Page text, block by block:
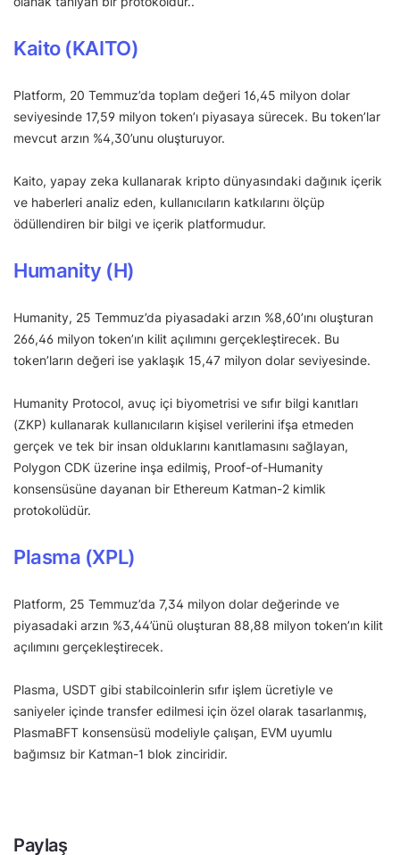
Kaito (KAITO)
Platform, 20 Temmuz’da toplam değeri 16,45 milyon dolar
seviyesinde 17,59 milyon token’ı piyasaya sürecek. Bu token’lar
mevcut arzın %4,30’unu oluşturuyor.
Kaito, yapay zeka kullanarak kripto dünyasındaki dağınık içerik
ve haberleri analiz eden, kullanıcıların katkılarını ölçüp
ödüllendiren bir bilgi ve içerik platformudur.
Humanity (H)
Humanity, 25 Temmuz’da piyasadaki arzın %8,60’ını oluşturan
266,46 milyon token’ın kilit açılımını gerçekleştirecek. Bu
token’ların değeri ise yaklaşık 15,47 milyon dolar seviyesinde.
Humanity Protocol, avuç içi biyometrisi ve sıfır bilgi kanıtları
(ZKP) kullanarak kullanıcıların kişisel verilerini ifşa etmeden
gerçek ve tek bir insan olduklarını kanıtlamasını sağlayan,
Polygon CDK üzerine inşa edilmiş, Proof-of-Humanity
konsensüsüne dayanan bir Ethereum Katman-2 kimlik
protokolüdür.
Plasma (XPL)
Platform, 25 Temmuz’da 7,34 milyon dolar değerinde ve
piyasadaki arzın %3,44’ünü oluşturan 88,88 milyon token’ın kilit
açılımını gerçekleştirecek.
Plasma, USDT gibi stabilcoinlerin sıfır işlem ücretiyle ve
saniyeler içinde transfer edilmesi için özel olarak tasarlanmış,
PlasmaBFT konsensüsü modeliyle çalışan, EVM uyumlu
bağımsız bir Katman-1 blok zinciridir.
Paylaş